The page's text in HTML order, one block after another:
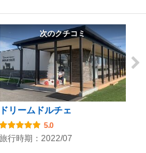
次のクチコミ
ドリームドルチェ
5.0
旅行時期：2022/07